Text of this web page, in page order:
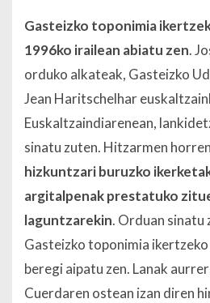
Gasteizko toponimia
1996ko irailean abiatu zen.
orduko alkateak, Gasteizko
Jean Haritschelhar
Euskaltzaindiarenean,
sinatu zuten. Hitzarmen
hizkuntzari buruzko
argitalpenak prestatuko
laguntzarekin. Orduan sinatu
Gasteizko toponimia
beregi aipatu zen. Lanak
Cuerdaren ostean izan diren